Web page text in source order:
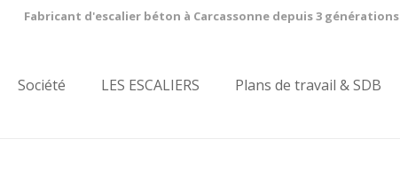
Fabricant d'escalier béton à Carcassonne depuis 3 générations
Société LES ESCALIERS Plans de travail & SDB